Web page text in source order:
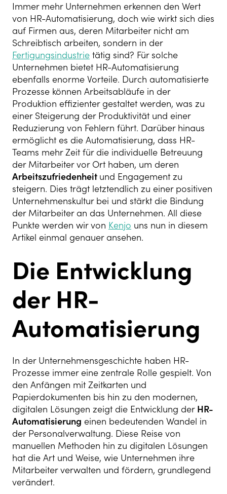
Immer mehr Unternehmen erkennen den Wert
von HR-Automatisierung, doch wie wirkt sich dies
auf Firmen aus, deren Mitarbeiter nicht am
Schreibtisch arbeiten, sondern in der
Fertigungsindustrie tätig sind? Für solche
Unternehmen bietet HR-Automatisierung
ebenfalls enorme Vorteile. Durch automatisierte
Prozesse können Arbeitsabläufe in der
Produktion effizienter gestaltet werden, was zu
einer Steigerung der Produktivität und einer
Reduzierung von Fehlern führt. Darüber hinaus
ermöglicht es die Automatisierung, dass HR-
Teams mehr Zeit für die individuelle Betreuung
der Mitarbeiter vor Ort haben, um deren
Arbeitszufriedenheit und Engagement zu
steigern. Dies trägt letztendlich zu einer positiven
Unternehmenskultur bei und stärkt die Bindung
der Mitarbeiter an das Unternehmen. All diese
Punkte werden wir von Kenjo uns nun in diesem
Artikel einmal genauer ansehen.
Die Entwicklung
der HR-
Automatisierung
In der Unternehmensgeschichte haben HR-
Prozesse immer eine zentrale Rolle gespielt. Von
den Anfängen mit Zeitkarten und
Papierdokumenten bis hin zu den modernen,
digitalen Lösungen zeigt die Entwicklung der HR-
Automatisierung einen bedeutenden Wandel in
der Personalverwaltung. Diese Reise von
manuellen Methoden hin zu digitalen Lösungen
hat die Art und Weise, wie Unternehmen ihre
Mitarbeiter verwalten und fördern, grundlegend
verändert.